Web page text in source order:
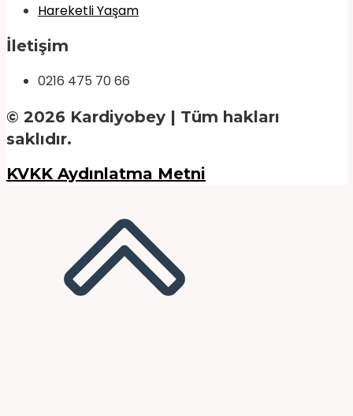
Hareketli Yaşam
İletişim
0216 475 70 66
© 2026 Kardiyobey | Tüm hakları
saklıdır.
KVKK Aydınlatma Metni